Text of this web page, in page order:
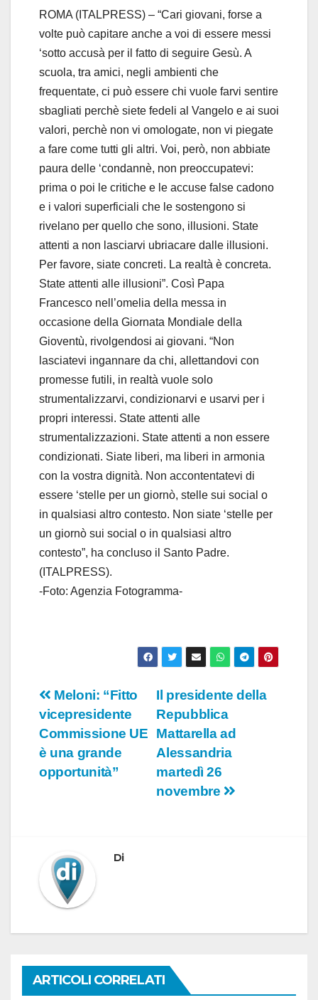
ROMA (ITALPRESS) – “Cari giovani, forse a
volte può capitare anche a voi di essere messi
‘sotto accusà per il fatto di seguire Gesù. A
scuola, tra amici, negli ambienti che
frequentate, ci può essere chi vuole farvi sentire
sbagliati perchè siete fedeli al Vangelo e ai suoi
valori, perchè non vi omologate, non vi piegate
a fare come tutti gli altri. Voi, però, non abbiate
paura delle ‘condannè, non preoccupatevi:
prima o poi le critiche e le accuse false cadono
e i valori superficiali che le sostengono si
rivelano per quello che sono, illusioni. State
attenti a non lasciarvi ubriacare dalle illusioni.
Per favore, siate concreti. La realtà è concreta.
State attenti alle illusioni”. Così Papa
Francesco nell’omelia della messa in
occasione della Giornata Mondiale della
Gioventù, rivolgendosi ai giovani. “Non
lasciatevi ingannare da chi, allettandovi con
promesse futili, in realtà vuole solo
strumentalizzarvi, condizionarvi e usarvi per i
propri interessi. State attenti alle
strumentalizzazioni. State attenti a non essere
condizionati. Siate liberi, ma liberi in armonia
con la vostra dignità. Non accontentatevi di
essere ‘stelle per un giornò, stelle sui social o
in qualsiasi altro contesto. Non siate ‘stelle per
un giornò sui social o in qualsiasi altro
contesto”, ha concluso il Santo Padre.
(ITALPRESS).
-Foto: Agenzia Fotogramma-
Navigazione
articoli
Il presidente della
Repubblica
Mattarella ad
Alessandria
martedì 26
novembre
Meloni: “Fitto
vicepresidente
Commissione UE
è una grande
opportunità”
Di
ARTICOLI CORRELATI